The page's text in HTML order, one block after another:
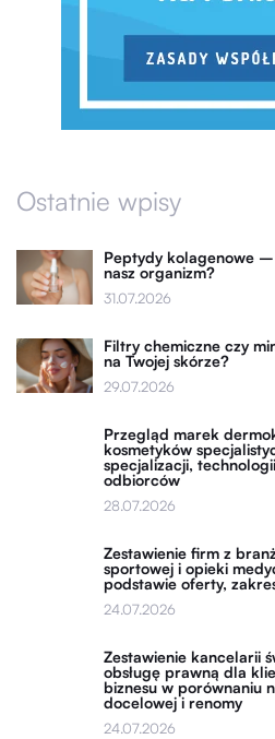
Ostatnie wpisy
Peptydy kolagenowe –
nasz organizm?
31.07.2026
Filtry chemiczne czy
na Twojej skórze?
29.07.2026
Przegląd marek
kosmetyków
specjalizacji,
odbiorców
28.07.2026
Zestawienie firm z
sportowej i opieki
podstawie oferty,
24.07.2026
Zestawienie kancelarii
obsługę prawną dla
biznesu w porównaniu
docelowej i renomy
24.07.2026